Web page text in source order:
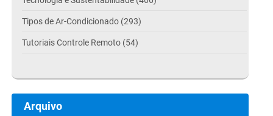
Tipos de Ar-Condicionado (293)
Tutoriais Controle Remoto (54)
Arquivo